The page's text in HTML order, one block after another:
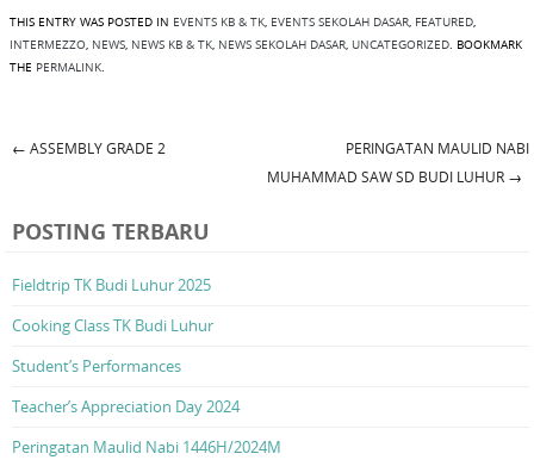
THIS ENTRY WAS POSTED IN EVENTS KB & TK, EVENTS SEKOLAH DASAR, FEATURED,
INTERMEZZO, NEWS, NEWS KB & TK, NEWS SEKOLAH DASAR, UNCATEGORIZED. BOOKMARK
THE PERMALINK.
← ASSEMBLY GRADE 2
PERINGATAN MAULID NABI
MUHAMMAD SAW SD BUDI LUHUR →
POSTING TERBARU
Fieldtrip TK Budi Luhur 2025
Cooking Class TK Budi Luhur
Student’s Performances
Teacher’s Appreciation Day 2024
Peringatan Maulid Nabi 1446H/2024M